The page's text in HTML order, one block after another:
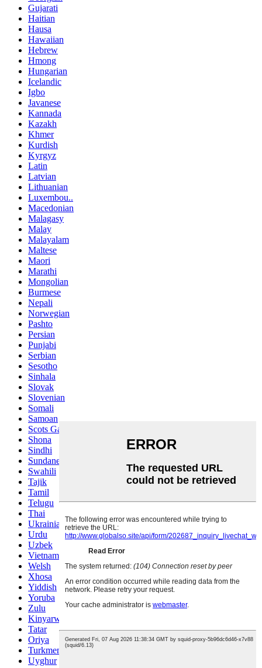
Gujarati
Haitian
Hausa
Hawaiian
Hebrew
Hmong
Hungarian
Icelandic
Igbo
Javanese
Kannada
Kazakh
Khmer
Kurdish
Kyrgyz
Latin
Latvian
Lithuanian
Luxembou..
Macedonian
Malagasy
Malay
Malayalam
Maltese
Maori
Marathi
Mongolian
Burmese
Nepali
Norwegian
Pashto
Persian
Punjabi
Serbian
Sesotho
Sinhala
Slovak
Slovenian
Somali
Samoan
Scots Gaelic
Shona
Sindhi
Sundanese
Swahili
Tajik
Tamil
Telugu
Thai
Ukrainian
Urdu
Uzbek
Vietnamese
Welsh
Xhosa
Yiddish
Yoruba
Zulu
Kinyarwanda
Tatar
Oriya
Turkmen
Uyghur